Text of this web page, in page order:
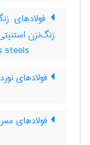
فولادهای
زنگ‌نزن
steels
فولادهای
فولادهای